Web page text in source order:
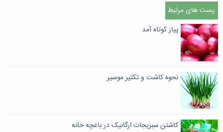
پست های مرتبط
پیاز کوتاه آمد
نحوه کاشت و تکثیر موسیر
کاشتن سبزیجات ارگانیک در باغچه خانه